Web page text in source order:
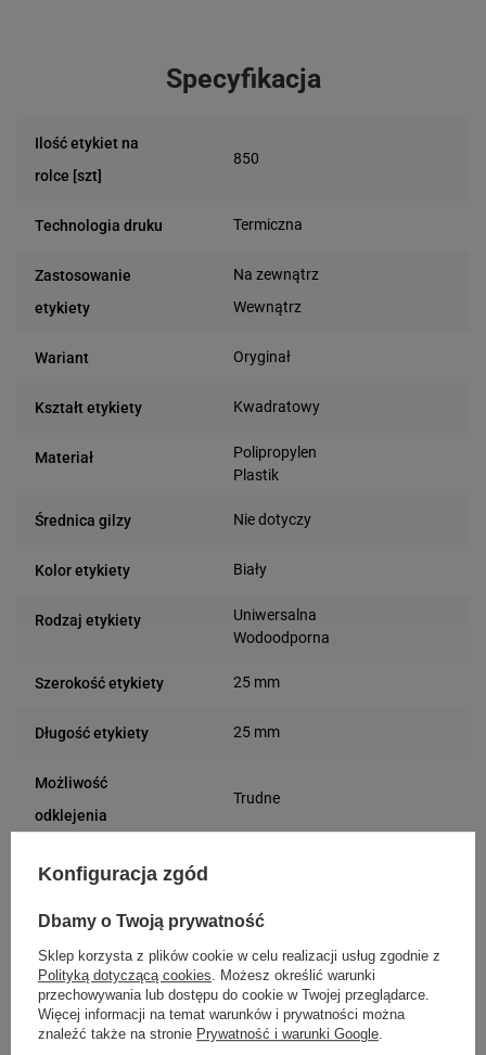
Specyfikacja
Ilość etykiet na
rolce [szt]
850
Technologia druku Termiczna
Zastosowanie
etykiety
Na zewnątrz
Wewnątrz
Wariant Oryginał
Kształt etykiety Kwadratowy
Materiał
Polipropylen
Plastik
Średnica gilzy Nie dotyczy
Kolor etykiety Biały
Rodzaj etykiety
Uniwersalna
Wodoodporna
Szerokość etykiety 25 mm
Długość etykiety 25 mm
Możliwość
odklejenia
Trudne
Kod producenta
Podmiot
odpowiedzialny
DYMO
61-894 Poznań (Polska)
Osoby
odpowiedzialne
DYMO
Plac Andersa 7
Konfiguracja zgód
Dbamy o Twoją prywatność
Sklep korzysta z plików cookie w celu realizacji usług zgodnie z
Polityką dotyczącą cookies . Możesz określić warunki
przechowywania lub dostępu do cookie w Twojej przeglądarce.
Więcej informacji na temat warunków i prywatności można
znaleźć także na stronie Prywatność i warunki Google